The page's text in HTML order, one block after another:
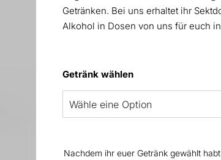
Getränken. Bei uns erhaltet ihr
Alkohol in Dosen von uns für euch
Getränk wählen
Nachdem ihr euer Getränk gewählt